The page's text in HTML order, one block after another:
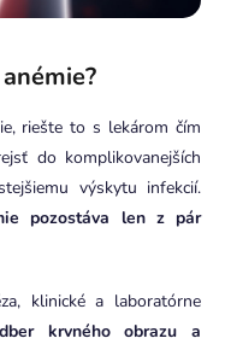
riešte to s lekárom čím
do komplikovanejších
výskytu infekcií.
pozostáva len z pár
klinické a laboratórne
krvného obrazu a